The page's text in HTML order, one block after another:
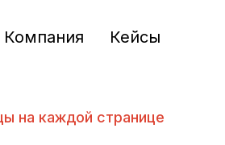
Компания Кейсы
на каждой странице